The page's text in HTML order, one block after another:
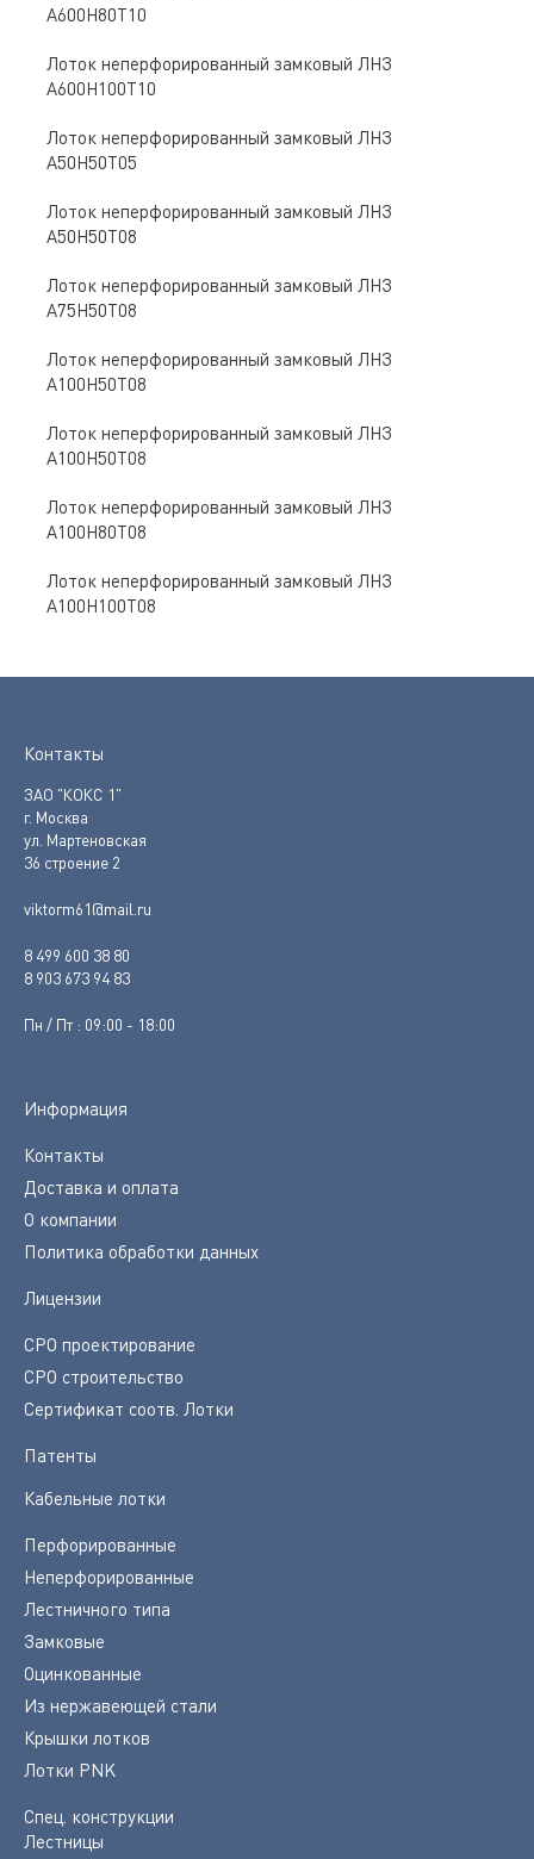
A600Н80Т10
Лоток неперфорированный замковый ЛНЗ
A600Н100Т10
Лоток неперфорированный замковый ЛНЗ
A50Н50Т05
Лоток неперфорированный замковый ЛНЗ
A50Н50Т08
Лоток неперфорированный замковый ЛНЗ
A75Н50Т08
Лоток неперфорированный замковый ЛНЗ
A100Н50Т08
Лоток неперфорированный замковый ЛНЗ
A100Н50Т08
Лоток неперфорированный замковый ЛНЗ
A100Н80Т08
Лоток неперфорированный замковый ЛНЗ
A100Н100Т08
Контакты
ЗАО "КОКС 1"
г. Москва
ул. Мартеновская
36 строение 2
viktorm61@mail.ru
8 499 600 38 80
8 903 673 94 83
Пн / Пт : 09:00 - 18:00
Информация
Контакты
Доставка и оплата
О компании
Политика обработки данных
Лицензии
СРО проектирование
СРО строительство
Сертификат соотв. Лотки
Патенты
Кабельные лотки
Перфорированные
Неперфорированные
Лестничного типа
Замковые
Оцинкованные
Из нержавеющей стали
Крышки лотков
Лотки PNK
Спец. конструкции
Лестницы